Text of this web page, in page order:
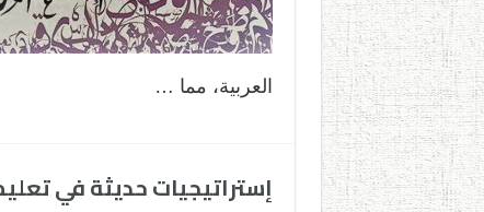
العربية، مما …
إستراتيجيات حديثة في